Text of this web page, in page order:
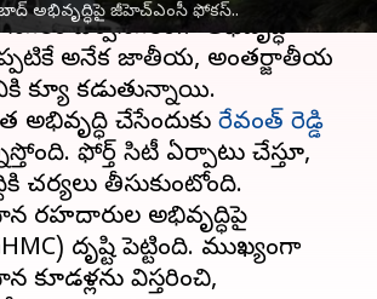
అభివృద్ధిపై జీహెచ్‌ఎంసీ ఫోకస్..
విశ్వనగరంగా అభివృద్ధి
అనేక జాతీయ, అంతర్జాతీయ
క్యూ కడుతున్నాయి.
చేసేందుకు రేవంత్ రెడ్డి
ఫోర్త్ సిటీ ఏర్పాటు చేస్తూ,
చర్యలు తీసుకుంటోంది.
రహదారుల అభివృద్ధిపై
దృష్టి పెట్టింది. ముఖ్యంగా
కూడళ్లను విస్తరించి,